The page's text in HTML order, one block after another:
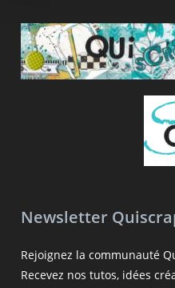
Newsletter
Rejoignez la communauté
Recevez nos tutos, idées